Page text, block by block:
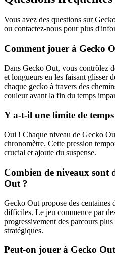
Vous avez des questions sur
ou contactez-nous pour plus
Comment jouer à Gecko
Dans Gecko Out, vous contrôlez
et longueurs en les faisant glisser
chaque gecko à travers des
couleur avant la fin du temps
Y a-t-il une limite de
Oui ! Chaque niveau de Gecko
chronomètre. Cette pression
crucial et ajoute du suspense.
Combien de niveaux sont
Out ?
Gecko Out propose des centaines
difficiles. Le jeu commence par
progressivement des parcours
stratégiques.
Peut-on jouer à Gecko